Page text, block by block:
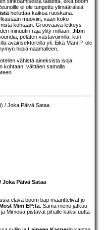
ei ole tungettu ylimääräisiä,
heiluttaa kaikua ruoskana.
muoviin, vaan koko
kohtaan. Groovaava letkeys
minuutin raja ylity millään. Jibin
pelaten vastavoimilla, kun
avainsektoreilla yli. Eikä Mani P. ole
hiipiä naamalleen.
vähistä aineksista isoja
kohtaan, välttäen samalla
Päivä Sataa
elävä boom bap määrittelivät jo
Mim EP:tä . Sama meno jatkuu
ja Mimosa pistävät pihalle kaksi uutta